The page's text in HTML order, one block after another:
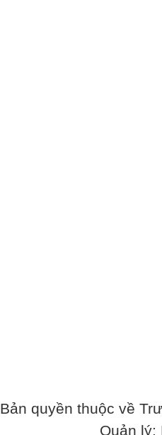
Bản quyền thuộc về
Quản lý: